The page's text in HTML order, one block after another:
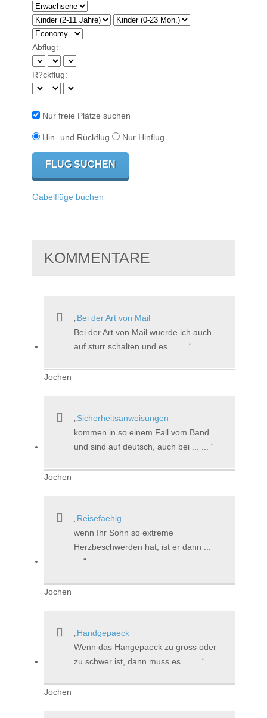
Abflug:
R?ckflug:
Nur freie Plätze suchen
Hin- und Rückflug Nur Hinflug
Gabelflüge buchen
KOMMENTARE
Bei der Art von Mail
Bei der Art von Mail wuerde ich auch
auf sturr schalten und es ... ...
Jochen
Sicherheitsanweisungen
kommen in so einem Fall vom Band
und sind auf deutsch, auch bei ... ...
Jochen
Reisefaehig
wenn Ihr Sohn so extreme
Herzbeschwerden hat, ist er dann ...
Jochen
Handgepaeck
Wenn das Hangepaeck zu gross oder
zu schwer ist, dann muss es ... ...
Jochen